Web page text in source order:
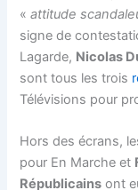
«attitude
signe de
Lagarde, Nicolas
sont tous les trois
Télévisions pour
Hors des écrans,
pour En Marche et
Républicains ont